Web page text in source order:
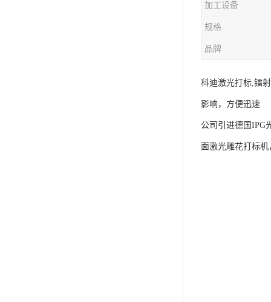
加工设备
规格
品牌
科迪激光打标,镭
影响，方便迅速
公司引进德国IPG
面激光雕花打标